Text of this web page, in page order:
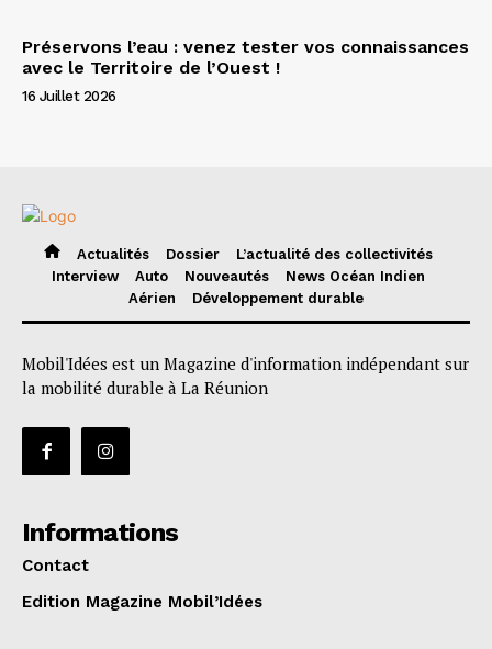
Préservons l’eau : venez tester vos connaissances
avec le Territoire de l’Ouest !
16 Juillet 2026
Actualités Dossier
L’actualité des collectivités
Interview
Auto Nouveautés
News Océan Indien
Aérien
Développement durable
Mobil'Idées est un Magazine d'information indépendant sur
la mobilité durable à La Réunion
Informations
Contact
Edition Magazine Mobil’Idées